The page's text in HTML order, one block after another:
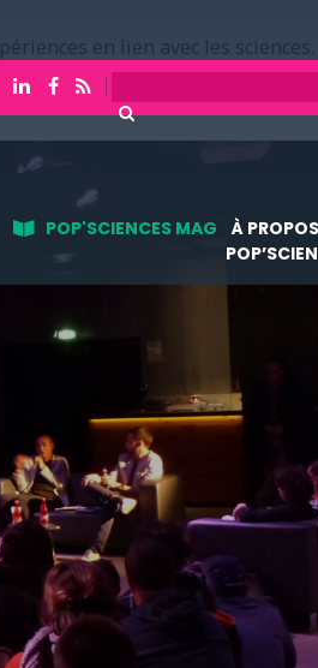
en lien avec les sciences.
POP'SCIENCES MAG
À